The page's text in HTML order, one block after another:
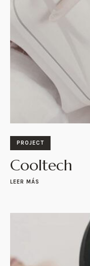
PROJECT
Cooltech
LEER MÁS